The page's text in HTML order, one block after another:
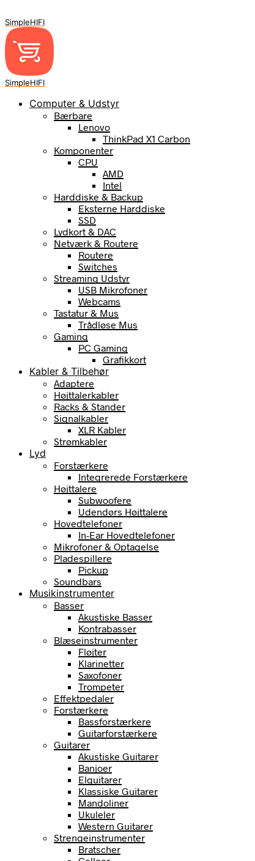
SimpleHIFI
SimpleHIFI
Computer & Udstyr
Bærbare
Lenovo
ThinkPad X1 Carbon
Komponenter
CPU
AMD
Intel
Harddiske & Backup
Eksterne Harddiske
SSD
Lydkort & DAC
Netværk & Routere
Routere
Switches
Streaming Udstyr
USB Mikrofoner
Webcams
Tastatur & Mus
Trådløse Mus
Gaming
PC Gaming
Grafikkort
Kabler & Tilbehør
Adaptere
Højttalerkabler
Racks & Stander
Signalkabler
XLR Kabler
Strømkabler
Lyd
Forstærkere
Integrerede Forstærkere
Højttalere
Subwoofere
Udendørs Højttalere
Hovedtelefoner
In-Ear Hovedtelefoner
Mikrofoner & Optagelse
Pladespillere
Pickup
Soundbars
Musikinstrumenter
Basser
Akustiske Basser
Kontrabasser
Blæseinstrumenter
Fløjter
Klarinetter
Saxofoner
Trompeter
Effektpedaler
Forstærkere
Bassforstærkere
Guitarforstærkere
Guitarer
Akustiske Guitarer
Banjoer
Elguitarer
Klassiske Guitarer
Mandoliner
Ukuleler
Western Guitarer
Strengeinstrumenter
Bratscher